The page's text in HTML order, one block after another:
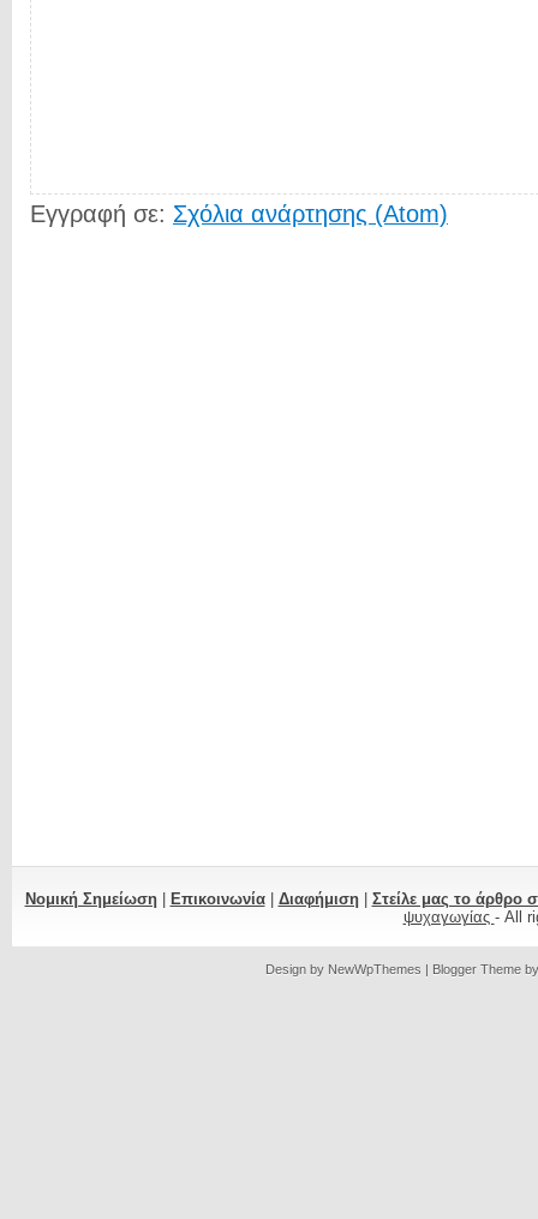
Εγγραφή σε: Σχόλια ανάρτησης (Atom)
Νομική Σημείωση| Επικοινωνία| Διαφήμιση| Στείλε μας το άρθρο
ψυχαγωγίας - All
Design by NewWpThemes | Blogger Theme